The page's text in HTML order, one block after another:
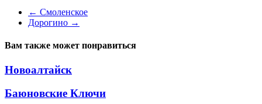
← Смоленское
Дорогино →
Вам также может понравиться
Новоалтайск
Баюновские Ключи